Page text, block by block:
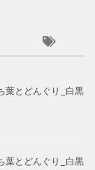
葉とどんぐり_白黒
葉とどんぐり_白黒